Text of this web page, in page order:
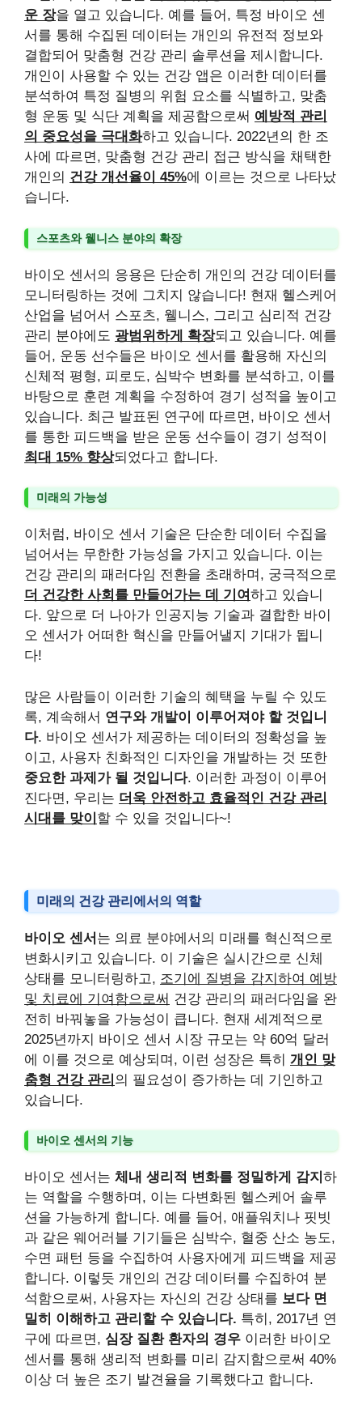
운 장을 열고 있습니다. 예를 들어, 특정 바이오 센
서를 통해 수집된 데이터는 개인의 유전적 정보와
결합되어 맞춤형 건강 관리 솔루션을 제시합니다.
개인이 사용할 수 있는 건강 앱은 이러한 데이터를
분석하여 특정 질병의 위험 요소를 식별하고, 맞춤
형 운동 및 식단 계획을 제공함으로써 예방적 관리
의 중요성을 극대화하고 있습니다. 2022년의 한 조
사에 따르면, 맞춤형 건강 관리 접근 방식을 채택한
개인의 건강 개선율이 45%에 이르는 것으로 나타났
습니다.
스포츠와 웰니스 분야의 확장
바이오 센서의 응용은 단순히 개인의 건강 데이터를
모니터링하는 것에 그치지 않습니다! 현재 헬스케어
산업을 넘어서 스포츠, 웰니스, 그리고 심리적 건강
관리 분야에도 광범위하게 확장되고 있습니다. 예를
들어, 운동 선수들은 바이오 센서를 활용해 자신의
신체적 평형, 피로도, 심박수 변화를 분석하고, 이를
바탕으로 훈련 계획을 수정하여 경기 성적을 높이고
있습니다. 최근 발표된 연구에 따르면, 바이오 센서
를 통한 피드백을 받은 운동 선수들이 경기 성적이
최대 15% 향상되었다고 합니다.
미래의 가능성
이처럼, 바이오 센서 기술은 단순한 데이터 수집을
넘어서는 무한한 가능성을 가지고 있습니다. 이는
건강 관리의 패러다임 전환을 초래하며, 궁극적으로
더 건강한 사회를 만들어가는 데 기여 하고 있습니
다. 앞으로 더 나아가 인공지능 기술과 결합한 바이
오 센서가 어떠한 혁신을 만들어낼지 기대가 됩니
다!
많은 사람들이 이러한 기술의 혜택을 누릴 수 있도
록, 계속해서 연구와 개발이 이루어져야 할 것입니
다. 바이오 센서가 제공하는 데이터의 정확성을 높
이고, 사용자 친화적인 디자인을 개발하는 것 또한
중요한 과제가 될 것입니다. 이러한 과정이 이루어
진다면, 우리는 더욱 안전하고 효율적인 건강 관리
시대를 맞이 할 수 있을 것입니다~!
미래의 건강 관리에서의 역할
바이오 센서 는 의료 분야에서의 미래를 혁신적으로
변화시키고 있습니다. 이 기술은 실시간으로 신체
상태를 모니터링하고, 조기에 질병을 감지하여 예방
및 치료에 기여함으로써 건강 관리의 패러다임을 완
전히 바꿔놓을 가능성이 큽니다. 현재 세계적으로
2025년까지 바이오 센서 시장 규모는 약 60억 달러
에 이를 것으로 예상되며, 이런 성장은 특히 개인 맞
춤형 건강 관리 의 필요성이 증가하는 데 기인하고
있습니다.
바이오 센서의 기능
바이오 센서는 체내 생리적 변화를 정밀하게 감지 하
는 역할을 수행하며, 이는 다변화된 헬스케어 솔루
션을 가능하게 합니다. 예를 들어, 애플워치나 핏빗
과 같은 웨어러블 기기들은 심박수, 혈중 산소 농도,
수면 패턴 등을 수집하여 사용자에게 피드백을 제공
합니다. 이렇듯 개인의 건강 데이터를 수집하여 분
석함으로써, 사용자는 자신의 건강 상태를 보다 면
밀히 이해하고 관리할 수 있습니다. 특히, 2017년 연
구에 따르면, 심장 질환 환자의 경우 이러한 바이오
센서를 통해 생리적 변화를 미리 감지함으로써 40%
이상 더 높은 조기 발견율을 기록했다고 합니다.